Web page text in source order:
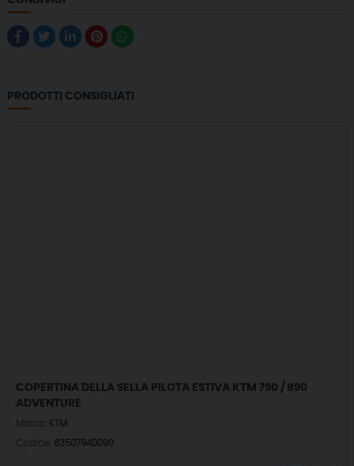
PRODOTTI CONSIGLIATI
COPERTINA DELLA SELLA PILOTA ESTIVA KTM 790 / 890
ADVENTURE
Marca: KTM
Codice: 63507940090